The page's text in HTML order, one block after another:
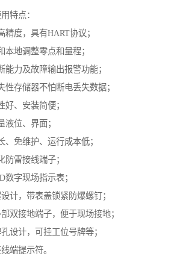
特点：
精度，具有HART协议；
本地调整零点和量程；
能力及故障输出报警功能；
性存储器不怕断电丢失数据；
好、安装简便；
液位、界面；
、免维护、运行成本低；
防雷接线端子；
数字现场指示表；
计，带表盖锁紧防爆螺钉；
双接地端子，便于现场接地；
设计，可挂工位号牌等；
端提示符。